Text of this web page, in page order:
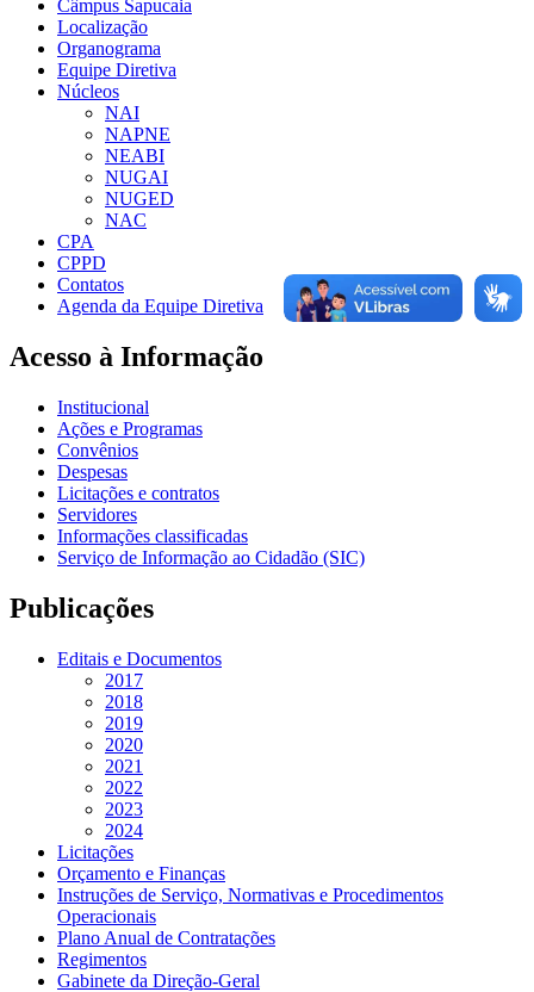
Câmpus Sapucaia
Localização
Organograma
Equipe Diretiva
Núcleos
NAI
NAPNE
NEABI
NUGAI
NUGED
NAC
CPA
CPPD
Contatos
Agenda da Equipe Diretiva
Acesso à Informação
Institucional
Ações e Programas
Convênios
Despesas
Licitações e contratos
Servidores
Informações classificadas
Serviço de Informação ao Cidadão (SIC)
Publicações
Editais e Documentos
2017
2018
2019
2020
2021
2022
2023
2024
Licitações
Orçamento e Finanças
Instruções de Serviço, Normativas e Procedimentos
Operacionais
Plano Anual de Contratações
Regimentos
Gabinete da Direção-Geral